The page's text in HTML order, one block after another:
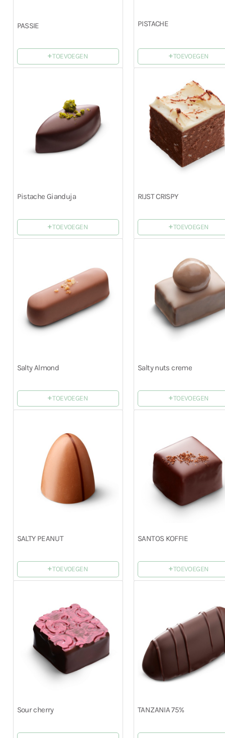
PASSIE
+TOEVOEGEN
PISTACHE
+TOEVOEGEN
Pistache Gianduja
+TOEVOEGEN
RIJST CRISPY
+TOEVOEGEN
Salty Almond
+TOEVOEGEN
Salty nuts creme
+TOEVOEGEN
SALTY PEANUT
+TOEVOEGEN
SANTOS KOFFIE
+TOEVOEGEN
Sour cherry TANZANIA 75%